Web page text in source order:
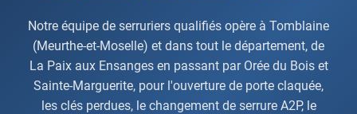
Notre équipe de serruriers qualifiés opère à Tomblaine
(Meurthe-et-Moselle) et dans tout le département, de
La Paix aux Ensanges en passant par Orée du Bois et
Sainte-Marguerite, pour l'ouverture de porte claquée,
les clés perdues, le changement de serrure A2P, le